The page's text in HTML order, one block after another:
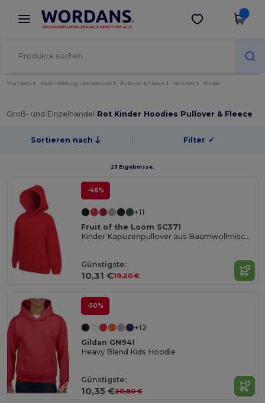
× Wordans App
Bessere Preise in der App!
App holen
Startseite Basic Kleidung | Accessoires Pullover & Fleece Hoodies Kinder
Groß- und Einzelhandel Rot Kinder Hoodies Pullover & Fleece
Sortieren nach Filter ✓
23 Ergebnisse.
-46%
+11
Fruit of the Loom SC371
Kinder Kapuzenpullover aus Baumwollmischung
Günstigste:
10,31 €19,20 €
-50%
+12
Gildan GN941
Heavy Blend Kids Hoodie
Günstigste:
10,35 €20,80 €